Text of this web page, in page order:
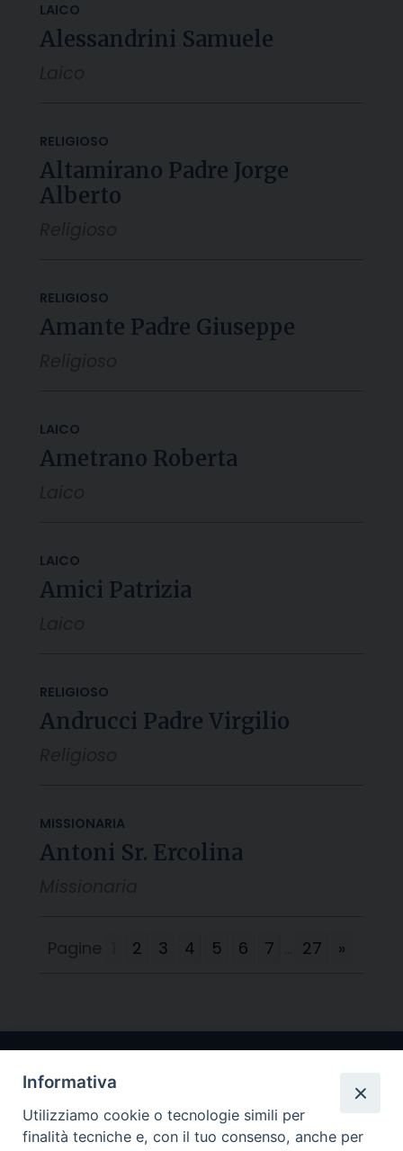
LAICO
Alessandrini Samuele
RELIGIOSO
Altamirano Padre Jorge
Alberto
RELIGIOSO
Amante Padre Giuseppe
LAICO
Ametrano Roberta
LAICO
Amici Patrizia
RELIGIOSO
Andrucci Padre Virgilio
MISSIONARIA
Antoni Sr. Ercolina
Pagine 2 3 4 5 6 7 27 »
Informativa
Utilizziamo cookie o tecnologie simili per
finalità tecniche e, con il tuo consenso, anche per